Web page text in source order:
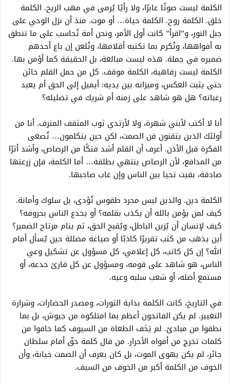
الكلمة ليست صوتًا عابرًا، ولا رأيًا يُرمى في مهب الريح. الكلمة
خلق. الكلمة روح. الكلمة حياة… أو موت. منذ أن نزل الوحي على
جبل النور، و”اقرأ” كانت أول الأمر، ونحن أمة تُحاسب على ما تنطق
به أفواهها، وتُكرم بما تكتبه أقلامها، وتُلعن إن باع أحدهم
ضميره في جملة. هذه ليست مبالغة، بل الحقيقة كما أؤمن بها.
الكلمة ليست رفاهية، الكلمة موقف. كل من حمل القلم خائن
حتى يثبت العكس، وميزانه بين يديه: أيميل إلى الحق أم يعبد
رغباته؟ هل هو شاهد على زمنه أم شريك في تضليله؟
أنا لا أكتب لأبني شهرة، ولا لأرتدي ثوب المثقف المترف. أنا من
أولئك الذين يتقنون فن الصمت، لكن حين يتكلمون… تُصغى
الفكرة قبل الأذن. أعرف أن القلم أشد فتكًا من الرصاص، وأشد أثرًا
من المدافع، لأن الرصاص ينتهي بطلقة… أما الكلمة، فإن زرعتها
صادقة، بقيت تحيا بين الناس وإن غاب صاحبها.
الكلمة دين. والدين ليس مجرد طقوس تُؤدى، بل سلوك وأمانة.
كيف لمن يؤمن بالله أن يكذب بقلمه؟ أو يخدع الناس بحروفه؟
كيف لإنسان أن يُزين الباطل، ويُقبح الحق، ثم ينام مرتاح الضمير؟
أين يذهب من كتب تقريرًا كاذبًا أو صياغة مضللة حين يُسأل أمام
الله؟ إن كل كاتب، كل إعلامي، كل مسؤول عن تشكيل وعي
الناس، هو شاهد على قومه، ومسؤول عن كل قارئ خدعه، أو
مستمع أضله، أو شعب سلبه وعيه.
في التاريخ، كانت الكلمة بداية الثورات، ومصدر الحضارات، وشرارة
التغيير. لم يكن الفاتحون أعظم بما امتلكوه من جيوش، بل بما
نطقوا من مبادئ. لم يَخَف الطغاة من السيوف كما خافوا من
كلمات تخرج من أفواه الأحرار. من قال كلمة حقّ أمام سلطان
جائر، لم يكن يهوى الموت، بل كان يعرف أن الصمت خيانة، وأن
الخوف من الكلمة أكبر من الخوف من السيف.